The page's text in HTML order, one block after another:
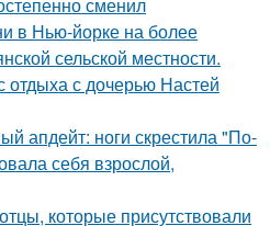
в Нью-йорке на более
сельской местности.
отдыха с дочерью Настей
апдейт: ноги скрестила "По-
себя взрослой,
которые присутствовали